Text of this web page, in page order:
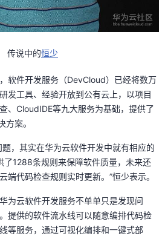
传说中的恒少
软件开发服务（DevCloud）已经将数万
发工具、经验开放到公有云上，以项目
、CloudIDE等九大服务为基础，提供了
案。
，其实在华为云软件开发中就有相应的
1288条规则来保障软件质量，未来还
端代码检查规则实时更新。”恒少表示。
为云软件开发服务不单单只是发现问
提供的软件流水线可以随意编排代码检
等服务，通过可视化编排和一键式部